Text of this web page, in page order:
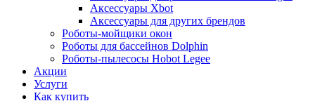
Аксессуары Xbot
Аксессуары для других брендов
Роботы-мойщики окон
Роботы для бассейнов Dolphin
Роботы-пылесосы Hobot Legee
Акции
Услуги
Как купить